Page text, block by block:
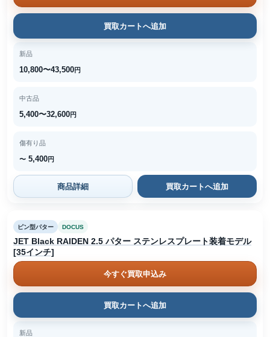
買取カートへ追加
新品
10,800〜43,500円
中古品
5,400〜32,600円
傷有り品
〜 5,400円
商品詳細 買取カートへ追加
ピン型パター DOCUS
JET Black RAIDEN 2.5 パター ステンレスプレート装着モデル
[35インチ]
今すぐ買取申込み
買取カートへ追加
新品